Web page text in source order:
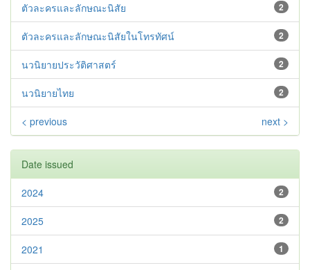
2
ตัวละครและลักษณะนิสัย
2
ตัวละครและลักษณะนิสัยในโทรทัศน์
2
นวนิยายประวัติศาสตร์
2
นวนิยายไทย
< previous next >
Date issued
2
2024
2
2025
1
2021